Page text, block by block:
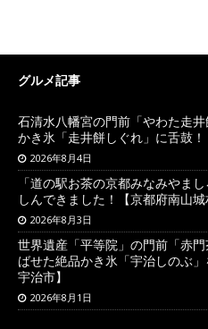
グルメ記事
石清水八幡宮の門前「やわた走
かき氷「走井餅しぐれ」に舌鼓！
2026年8月4日
「道の駅お茶の京都みなみやま
しんできました！【京都府南山城
2026年8月3日
世界遺産「平等院」の門前「赤
ばせた絶品かき氷「宇治しのぶ
宇治市】
2026年8月1日